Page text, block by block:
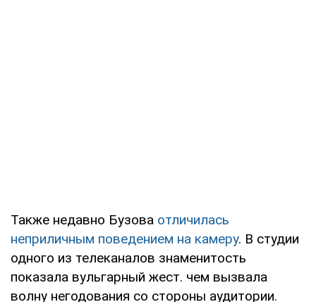
Также недавно Бузова отличилась
неприличным поведением на камеру. В студии
одного из телеканалов знаменитость
показала вульгарный жест. чем вызвала
волну негодования со стороны аудитории.